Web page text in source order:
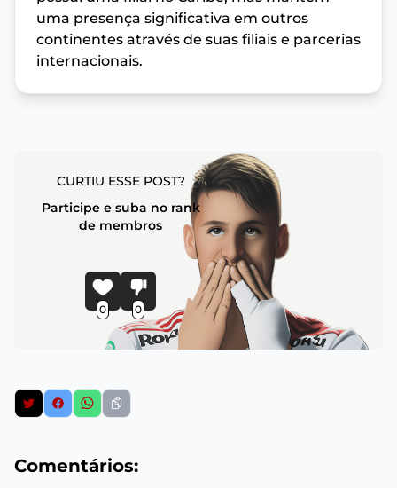
uma presença significativa em outros
continentes através de suas filiais e parcerias
internacionais.
CURTIU ESSE POST?
Participe e suba no rank
de membros
0 0
Comentários: